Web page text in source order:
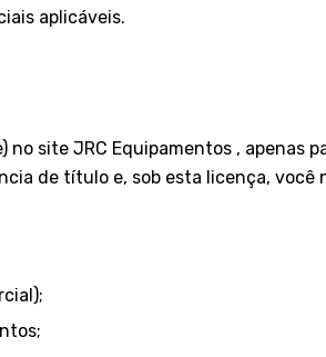
aplicáveis.
site JRC Equipamentos , apenas
de título e, sob esta licença, você